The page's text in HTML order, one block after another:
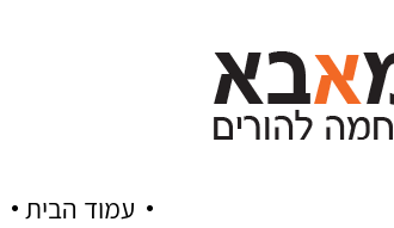
עמוד הבית